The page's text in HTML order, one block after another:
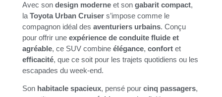
Avec son design moderne et son gabarit compact,
la Toyota Urban Cruiser s’impose comme le
compagnon idéal des aventuriers urbains. Conçu
pour offrir une expérience de conduite fluide et
agréable, ce SUV combine élégance, confort et
efficacité, que ce soit pour les trajets quotidiens ou les
escapades du week-end.
Son habitacle spacieux, pensé pour cinq passagers,